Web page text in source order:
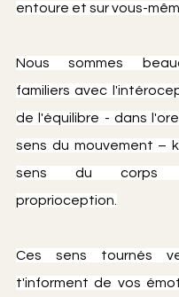
entoure et sur vous-
Nous sommes
familiers avec
de l'équilibre - dans
sens du mouvement –
sens du corps
proprioception.
Ces sens tournés
t'informent de vos